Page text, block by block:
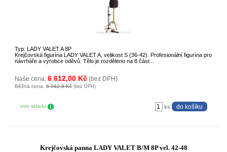
Typ: LADY VALET A 8P
Krejčovská figurína LADY VALET A, velikost S (36-42). Profesionální figurína pro
návrháře a výrobce oděvů. Tělo je rozděleno na 8 část...
Naše cena: 6 612,00 Kč (bez DPH)
Běžná cena: 6 942,6 Kč (bez DPH)
stav skladu ks
Krejčovská panna LADY VALET B/M 8P vel. 42-48